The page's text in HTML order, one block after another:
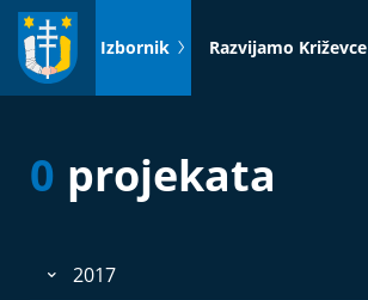
Idi
sadržaj
Izbornik Razvijamo Križevce
0 projekata
2017